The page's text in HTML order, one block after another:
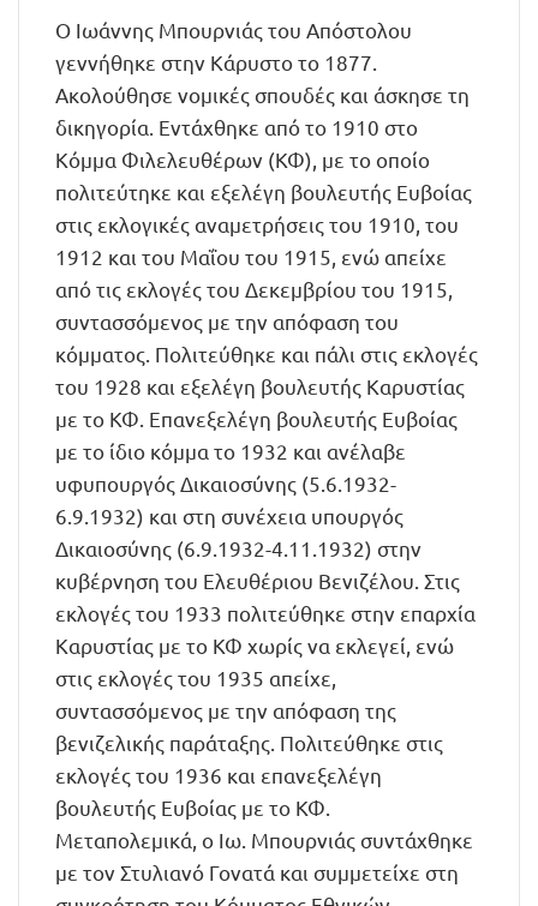
Ο Ιωάννης Μπουρνιάς του Απόστολου
γεννήθηκε στην Κάρυστο το 1877.
Ακολούθησε νομικές σπουδές και άσκησε τη
δικηγορία. Εντάχθηκε από το 1910 στο
Κόμμα Φιλελευθέρων (ΚΦ), με το οποίο
πολιτεύτηκε και εξελέγη βουλευτής Ευβοίας
στις εκλογικές αναμετρήσεις του 1910, του
1912 και του Μαΐου του 1915, ενώ απείχε
από τις εκλογές του Δεκεμβρίου του 1915,
συντασσόμενος με την απόφαση του
κόμματος. Πολιτεύθηκε και πάλι στις εκλογές
του 1928 και εξελέγη βουλευτής Καρυστίας
με το ΚΦ. Επανεξελέγη βουλευτής Ευβοίας
με το ίδιο κόμμα το 1932 και ανέλαβε
υφυπουργός Δικαιοσύνης (5.6.1932-
6.9.1932) και στη συνέχεια υπουργός
Δικαιοσύνης (6.9.1932-4.11.1932) στην
κυβέρνηση του Ελευθέριου Βενιζέλου. Στις
εκλογές του 1933 πολιτεύθηκε στην επαρχία
Καρυστίας με το ΚΦ χωρίς να εκλεγεί, ενώ
στις εκλογές του 1935 απείχε,
συντασσόμενος με την απόφαση της
βενιζελικής παράταξης. Πολιτεύθηκε στις
εκλογές του 1936 και επανεξελέγη
βουλευτής Ευβοίας με το ΚΦ.
Μεταπολεμικά, ο Ιω. Μπουρνιάς συντάχθηκε
με τον Στυλιανό Γονατά και συμμετείχε στη